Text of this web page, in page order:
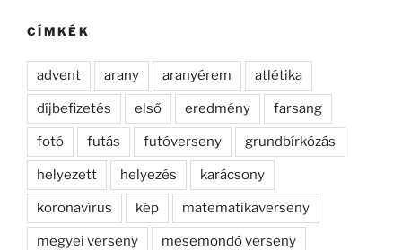
CÍMKÉK
advent arany aranyérem atlétika
díjbefizetés első eredmény farsang
fotó futás futóverseny grundbírkózás
helyezett helyezés karácsony
koronavírus kép matematikaverseny
megyei verseny mesemondó verseny